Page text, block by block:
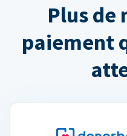
Plus de
paiement